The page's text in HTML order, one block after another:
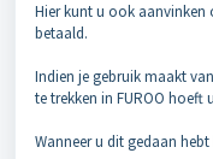
Hier kunt u ook aanvinken
betaald.
Indien je gebruik maakt
te trekken in FUROO hoeft
Wanneer u dit gedaan